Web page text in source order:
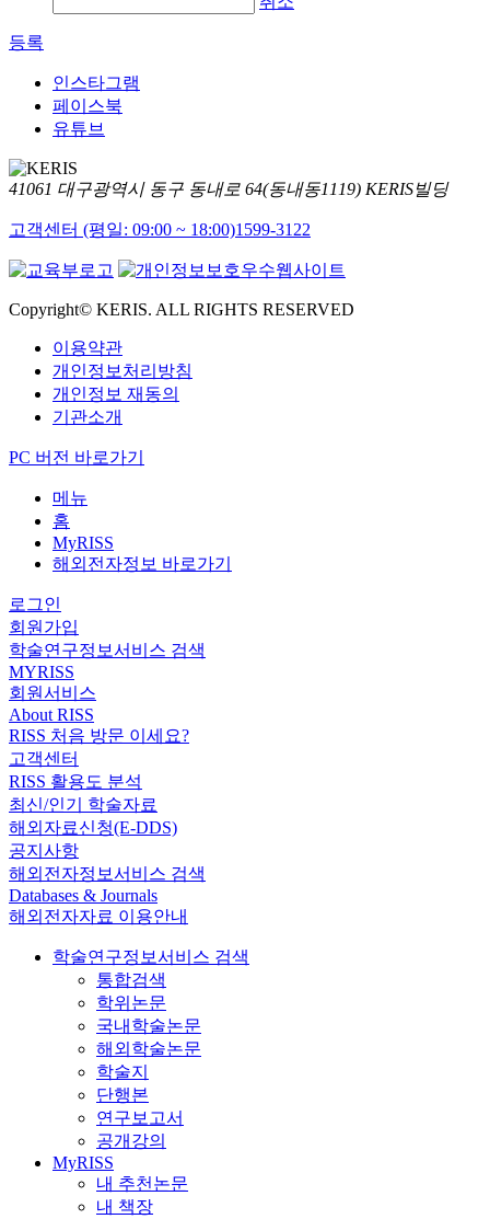
등록
인스타그램
페이스북
유튜브
41061 대구광역시 동구 동내로 64(동내동1119) KERIS빌딩
고객센터 (평일: 09:00 ~ 18:00)1599-3122
Copyright© KERIS. ALL RIGHTS RESERVED
이용약관
개인정보처리방침
개인정보 재동의
기관소개
PC 버전 바로가기
메뉴
홈
MyRISS
해외전자정보 바로가기
로그인
회원가입
학술연구정보서비스 검색
MYRISS
회원서비스
About RISS
RISS 처음 방문 이세요?
고객센터
RISS 활용도 분석
최신/인기 학술자료
해외자료신청(E-DDS)
공지사항
해외전자정보서비스 검색
Databases & Journals
해외전자자료 이용안내
학술연구정보서비스 검색
통합검색
학위논문
국내학술논문
해외학술논문
학술지
단행본
연구보고서
공개강의
MyRISS
내 추천논문
내 책장